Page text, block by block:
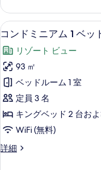
を
表
示
す
る
ル
ー
ム
(B201)
の
す
べ
て
の
ニ
ア
ム
ベ
ッ
ド
ル
ー
ム
(B201)
の
詳
細
コ
ン
ド
ミ
ニ
ア
ム
ベ
18
コンドミニアム 1 ベッ
リゾート ビュー
93 ㎡
ベッドルーム 1 室
定員 3 名
キングベッド 2 台お
WiFi (無料)
詳細
コ